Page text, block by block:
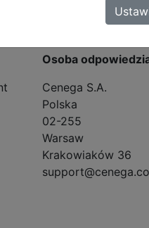
Osoba
Cenega S.A.
Polska
02-255
Warsaw
Krakowiaków 36